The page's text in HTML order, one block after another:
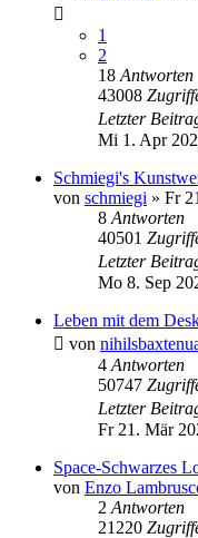
1
2
18 Antworten
43008
Letzter
Mi 1. Apr
Schmiegi's
von schmiegi » Fr
8 Antworten
40501
Letzter
Mo 8. Sep
Leben mit dem
von
4 Antworten
50747
Letzter
Fr 21. Mär
Space-Schwarzes
von Enzo
2 Antworten
21220